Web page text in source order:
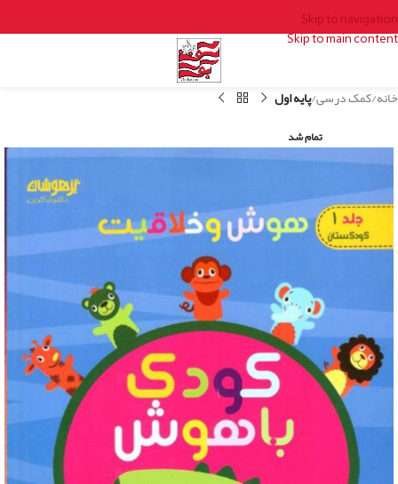
Skip to navigation
Skip to main content
خانه کمک درسی پایه اول
تمام شد